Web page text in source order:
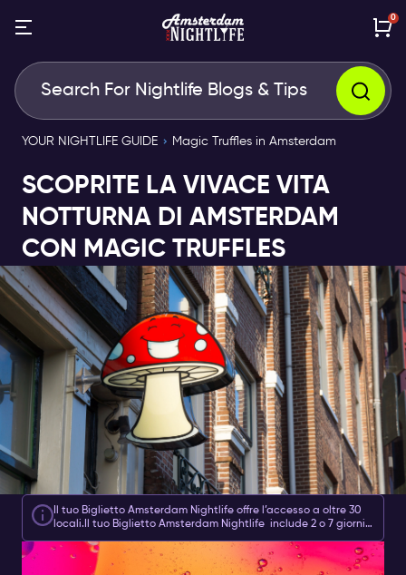
0
YOUR NIGHTLIFE GUIDE Magic Truffles in Amsterdam
SCOPRITE LA VIVACE VITA
NOTTURNA DI AMSTERDAM
CON MAGIC TRUFFLES
Il tuo Biglietto Amsterdam Nightlife offre l’accesso a oltre 30
locali. Il tuo Biglietto Amsterdam Nightlife include 2 o 7 giorni
INTRODUZIONE AI FUNGHI